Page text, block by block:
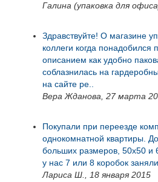
Галина (упаковка для
Здравствуйте! О магазине
коллеги когда понадобился
описанием как удобно
соблазнилась на
на сайте ре..
Вера Жданова, 27 марта
Покупали при переезде
однокомнатной квартиры.
больших размеров, 50х50 и
у нас 7 или 8 коробок заняли
Лариса Ш., 18 января 2015